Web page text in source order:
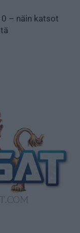
– näin katsot